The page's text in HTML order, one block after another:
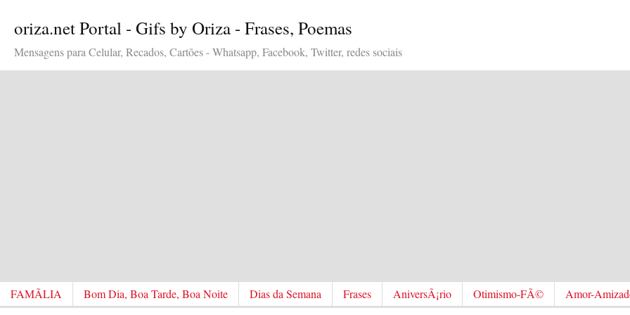
oriza.net Portal - Gifs by Oriza - Frases, Poemas
Mensagens para Celular, Recados, Cartões - Whatsapp, Facebook, Twitter, redes sociais
FAMÃLIA Bom Dia, Boa Tarde, Boa Noite Dias da Semana Frases AniversÃ¡rio Otimismo-FÃ© Amor-